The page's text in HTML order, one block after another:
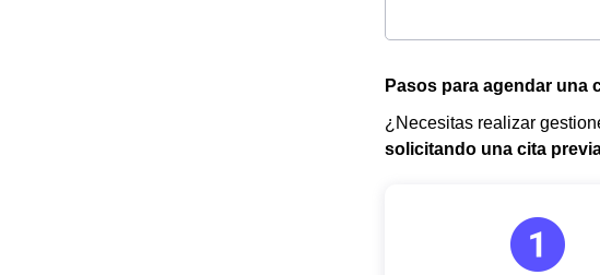
Pasos para agendar una
¿Necesitas realizar
solicitando una cita